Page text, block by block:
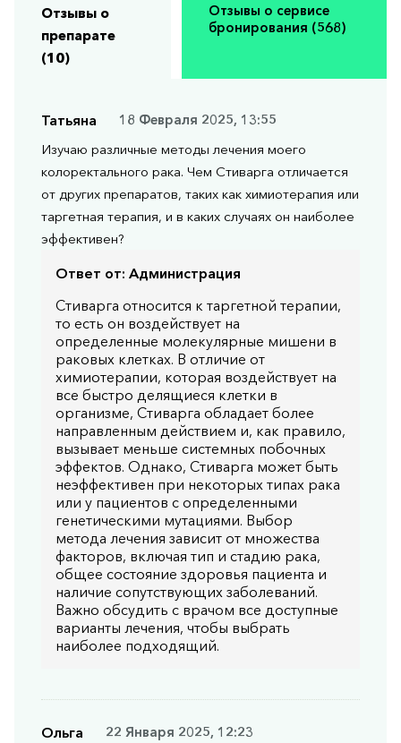
Отзывы о
препарате
(10)
Отзывы о сервисе
бронирования (568)
Татьяна
18 Февраля 2025, 13:55
Изучаю различные методы лечения моего
колоректального рака. Чем Стиварга отличается
от других препаратов, таких как химиотерапия или
таргетная терапия, и в каких случаях он наиболее
эффективен?
Ответ от: Администрация
Стиварга относится к таргетной терапии,
то есть он воздействует на
определенные молекулярные мишени в
раковых клетках. В отличие от
химиотерапии, которая воздействует на
все быстро делящиеся клетки в
организме, Стиварга обладает более
направленным действием и, как правило,
вызывает меньше системных побочных
эффектов. Однако, Стиварга может быть
неэффективен при некоторых типах рака
или у пациентов с определенными
генетическими мутациями. Выбор
метода лечения зависит от множества
факторов, включая тип и стадию рака,
общее состояние здоровья пациента и
наличие сопутствующих заболеваний.
Важно обсудить с врачом все доступные
варианты лечения, чтобы выбрать
наиболее подходящий.
Ольга
22 Января 2025, 12:23